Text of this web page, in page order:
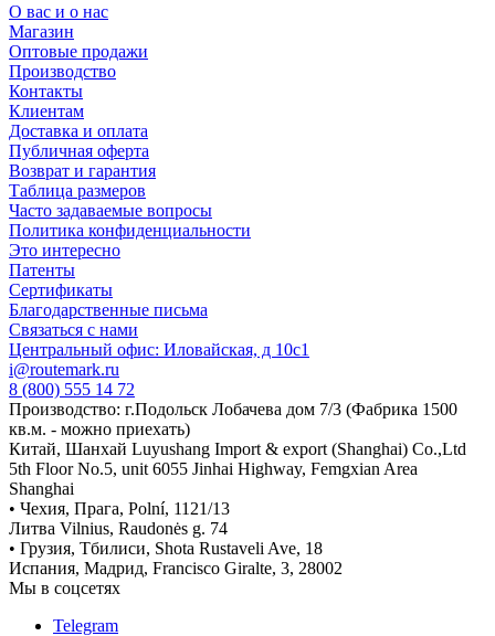
О вас и о нас
Магазин
Оптовые продажи
Производство
Контакты
Клиентам
Доставка и оплата
Публичная оферта
Возврат и гарантия
Таблица размеров
Часто задаваемые вопросы
Политика конфиденциальности
Это интересно
Патенты
Сертификаты
Благодарственные письма
Связаться с нами
Центральный офис: Иловайская, д 10с1
i@routemark.ru
8 (800) 555 14 72
Производство: г.Подольск Лобачева дом 7/3 (Фабрика 1500
кв.м. - можно приехать)
Китай, Шанхай Luyushang Import & export (Shanghai) Co.,Ltd
5th Floor No.5, unit 6055 Jinhai Highway, Femgxian Area
Shanghai
• Чехия, Прага, Polní, 1121/13
Литва Vilnius, Raudonės g. 74
• Грузия, Тбилиси, Shota Rustaveli Ave, 18
Испания, Мадрид, Francisco Giralte, 3, 28002
Мы в соцсетях
Telegram